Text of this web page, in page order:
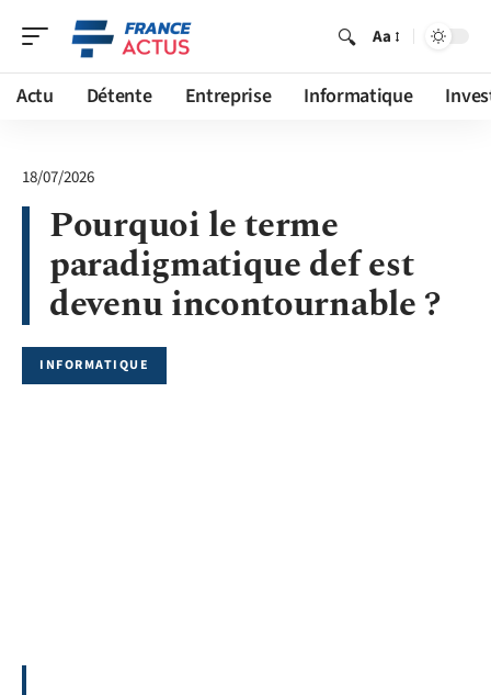
Aa
Actu Détente Entreprise Informatique
18/07/2026
Pourquoi le terme
paradigmatique def est
devenu incontournable ?
INFORMATIQUE